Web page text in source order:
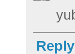
Reply